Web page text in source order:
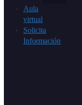
Aula
virtual
Solicita
Información